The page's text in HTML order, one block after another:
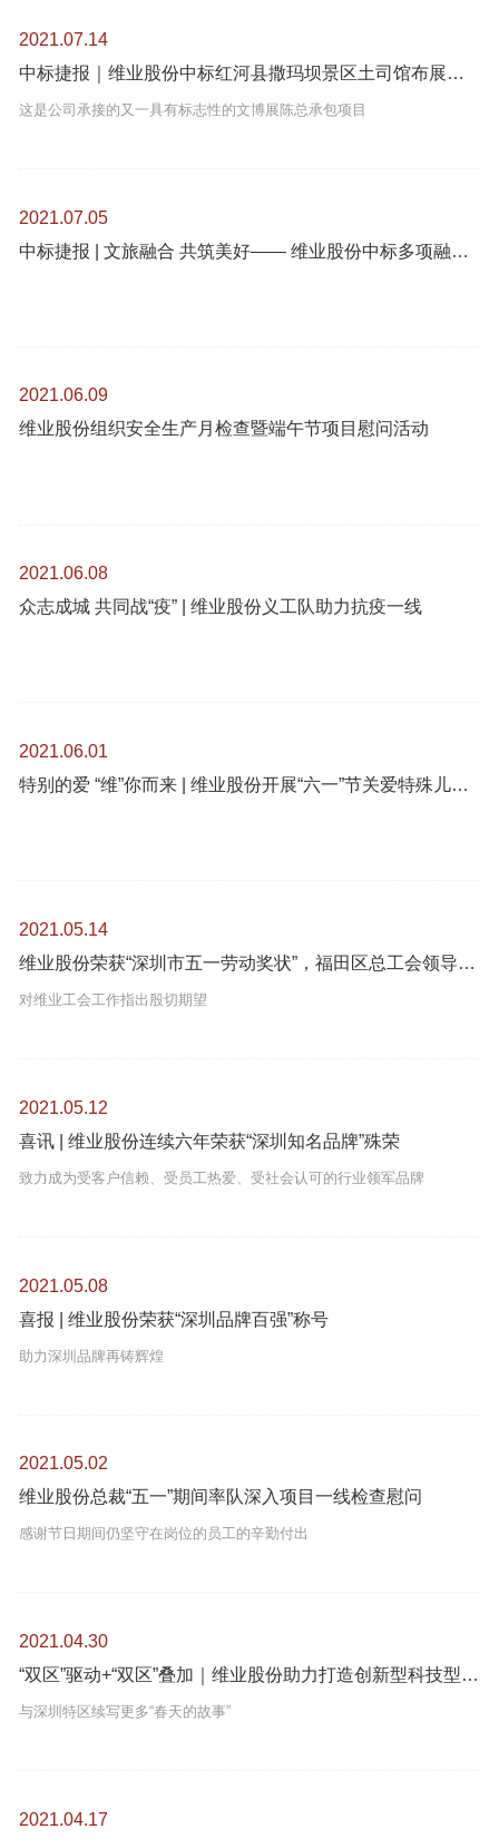
2021.07.14
中标捷报｜维业股份中标红河县撒玛坝景区土司馆布展总承包项目
这是公司承接的又一具有标志性的文博展陈总承包项目
2021.07.05
中标捷报 | 文旅融合 共筑美好—— 维业股份中标多项融创文旅城工程
2021.06.09
维业股份组织安全生产月检查暨端午节项目慰问活动
2021.06.08
众志成城 共同战“疫” | 维业股份义工队助力抗疫一线
2021.06.01
特别的爱 “维”你而来 | 维业股份开展“六一”节关爱特殊儿童慰问活动
2021.05.14
维业股份荣获“深圳市五一劳动奖状”，福田区总工会领导亲临我司授牌
对维业工会工作指出殷切期望
2021.05.12
喜讯 | 维业股份连续六年荣获“深圳知名品牌”殊荣
致力成为受客户信赖、受员工热爱、受社会认可的行业领军品牌
2021.05.08
喜报 | 维业股份荣获“深圳品牌百强”称号
助力深圳品牌再铸辉煌
2021.05.02
维业股份总裁“五一”期间率队深入项目一线检查慰问
感谢节日期间仍坚守在岗位的员工的辛勤付出
2021.04.30
“双区”驱动+“双区”叠加｜维业股份助力打造创新型科技型企业办公空间
与深圳特区续写更多“春天的故事”
2021.04.17